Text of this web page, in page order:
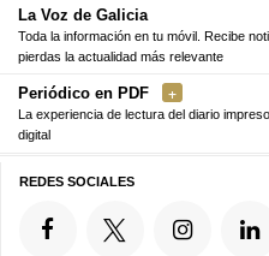
La Voz de Galicia
Toda la información en tu móvil. Recibe
pierdas la actualidad más relevante
Periódico en PDF
La experiencia de lectura del diario
digital
REDES SOCIALES